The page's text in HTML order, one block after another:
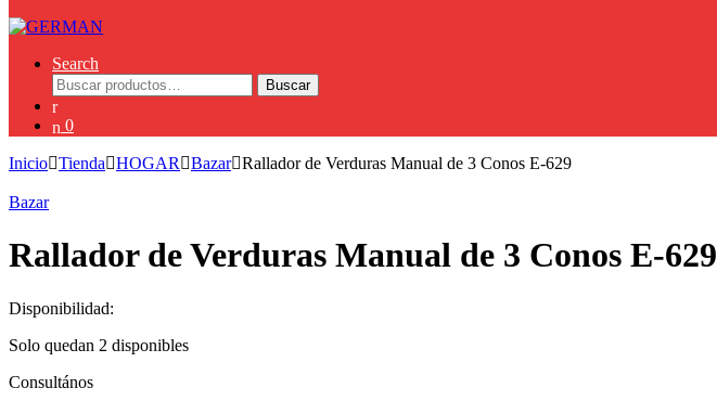
Search
Buscar
por:
Buscar
0
Inicio Tienda HOGAR Bazar Rallador de Verduras Manual de 3 Conos E-629
Bazar
Rallador de Verduras Manual de 3 Conos E-629
Disponibilidad:
Solo quedan 2 disponibles
Consultános